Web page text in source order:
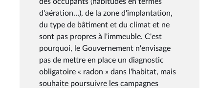
d'aération…), de la zone d'implantation,
du type de bâtiment et du climat et ne
sont pas propres à l'immeuble. C'est
pourquoi, le Gouvernement n'envisage
pas de mettre en place un diagnostic
obligatoire « radon » dans l'habitat, mais
souhaite poursuivre les campagnes